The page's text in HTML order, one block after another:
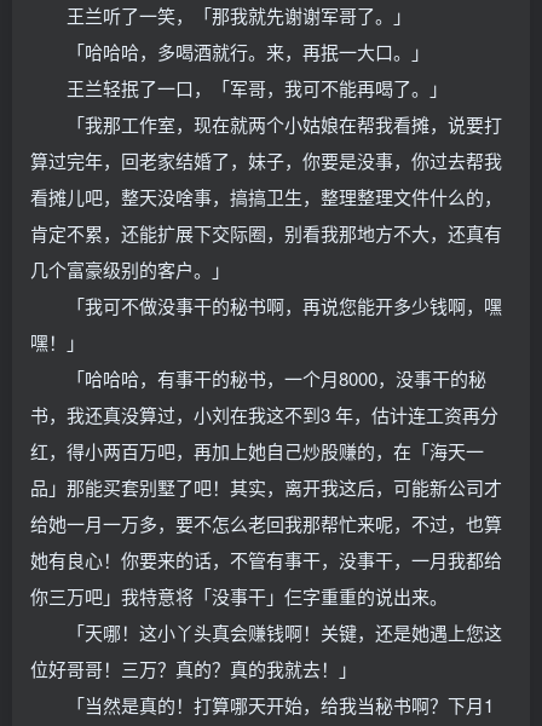
王兰听了一笑，「那我就先谢谢军哥了。」
「哈哈哈，多喝酒就行。来，再抿一大口。」
王兰轻抿了一口，「军哥，我可不能再喝了。」
「我那工作室，现在就两个小姑娘在帮我看摊，说要打
算过完年，回老家结婚了，妹子，你要是没事，你过去帮我
看摊儿吧，整天没啥事，搞搞卫生，整理整理文件什么的，
肯定不累，还能扩展下交际圈，别看我那地方不大，还真有
几个富豪级别的客户。」
「我可不做没事干的秘书啊，再说您能开多少钱啊，嘿
嘿！」
「哈哈哈，有事干的秘书，一个月8000，没事干的秘
书，我还真没算过，小刘在我这不到3 年，估计连工资再分
红，得小两百万吧，再加上她自己炒股赚的，在「海天一
品」那能买套别墅了吧！其实，离开我这后，可能新公司才
给她一月一万多，要不怎么老回我那帮忙来呢，不过，也算
她有良心！你要来的话，不管有事干，没事干，一月我都给
你三万吧」我特意将「没事干」仨字重重的说出来。
「天哪！这小丫头真会赚钱啊！关键，还是她遇上您这
位好哥哥！三万？真的？真的我就去！」
「当然是真的！打算哪天开始，给我当秘书啊？下月1